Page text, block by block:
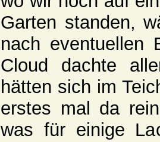
Garten standen,
nach eventuellen
Cloud dachte
hätten sich im
erstes mal da
was für einige